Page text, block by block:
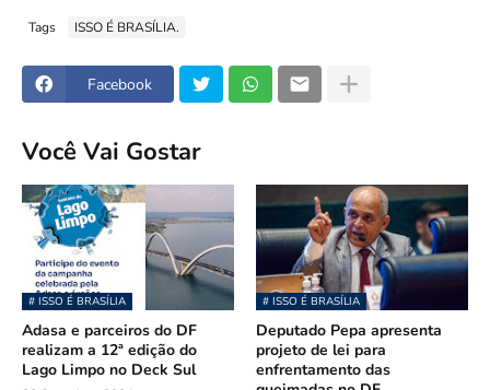
Tags ISSO É BRASÍLIA.
Facebook
Você Vai Gostar
# ISSO É BRASÍLIA
Adasa e parceiros do DF
realizam a 12ª edição do
Lago Limpo no Deck Sul
# ISSO É BRASÍLIA
Deputado Pepa apresenta
projeto de lei para
enfrentamento das